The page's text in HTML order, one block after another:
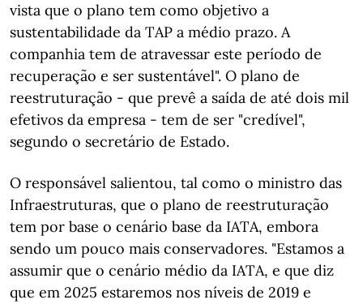
vista que o plano tem como objetivo a
sustentabilidade da TAP a médio prazo. A
companhia tem de atravessar este período de
recuperação e ser sustentável". O plano de
reestruturação - que prevê a saída de até dois mil
efetivos da empresa - tem de ser "credível",
segundo o secretário de Estado.
O responsável salientou, tal como o ministro das
Infraestruturas, que o plano de reestruturação
tem por base o cenário base da IATA, embora
sendo um pouco mais conservadores. "Estamos a
assumir que o cenário médio da IATA, e que diz
que em 2025 estaremos nos níveis de 2019 e